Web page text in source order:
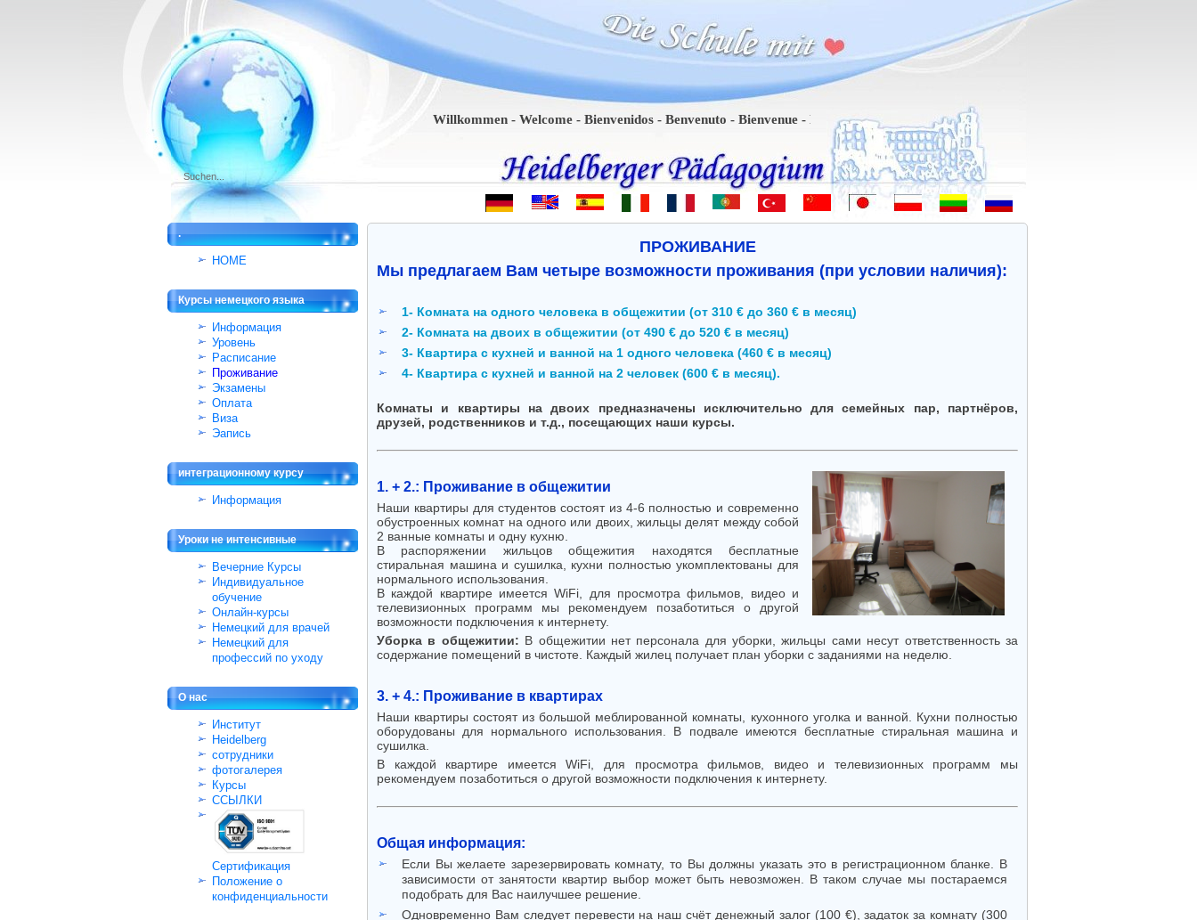
Willkommen - Welcome - Bienvenidos - Benvenuto - Bienvenue - Bem-vindo - Hoş geldiniz! - 欢迎 - ようこそ - Witamy - Sveiki atvykę -
.
HOME
Курсы немецкого языка
Информация
Уровень
Расписание
Проживание
Экзамены
Oплата
Bиза
Эапись
интеграционному курсу
Информация
Уроки не интенсивные
Вечерние Курсы
Индивидуальное
обучение
Онлайн-курсы
Немецкий для врачей
Немецкий для
профессий по уходу
O нас
Институт
Heidelberg
сотрудники
фотогалерея
Курсы
ССЫЛКИ
Cертификация
Положение о
конфиденциальности
ПРОЖИВАНИЕ
Мы предлагаем Вам четыре возможности проживания (при условии наличия):
1- Комната на одного человека в общежитии (от 310 € до 360 € в месяц)
2- Комната на двоих в общежитии (от 490 € до 520 € в месяц)
3- Квартира с кухней и ванной на 1 одного человека (460 € в месяц)
4- Квартира с кухней и ванной на 2 человек (600 € в месяц).
Комнаты и квартиры на двоих предназначены исключительно для семейных пар, партнёров,
друзей, родственников и т.д., посещающих наши курсы.
1. + 2.: Проживание в общежитии
Наши квартиры для студентов состоят из 4-6 полностью и современно
обустроенных комнат на одного или двоих, жильцы делят между собой
2 ванные комнаты и одну кухню.
В распоряжении жильцов общежития находятся бесплатные
стиральная машина и сушилка, кухни полностью укомплектованы для
нормального использования.
В каждой квартире имеется WiFi, для просмотра фильмов, видео и
телевизионных программ мы рекомендуем позаботиться о другой
возможности подключения к интернету.
Уборка в общежитии: В общежитии нет персонала для уборки, жильцы сами несут ответственность за
содержание помещений в чистоте. Каждый жилец получает план уборки с заданиями на неделю.
3. + 4.: Проживание в квартирах
Наши квартиры состоят из большой меблированной комнаты, кухонного уголка и ванной. Кухни полностью
оборудованы для нормального использования. В подвале имеются бесплатные стиральная машина и
сушилка.
В каждой квартире имеется WiFi, для просмотра фильмов, видео и телевизионных программ мы
рекомендуем позаботиться о другой возможности подключения к интернету.
Общая информация:
Если Вы желаете зарезервировать комнату, то Вы должны указать это в регистрационном бланке. В
зависимости от занятости квартир выбор может быть невозможен. В таком случае мы постараемся
подобрать для Вас наилучшее решение.
Одновременно Вам следует перевести на наш счёт денежный залог (100 €), задаток за комнату (300